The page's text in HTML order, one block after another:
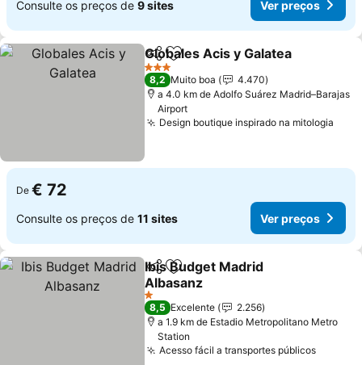
Consulte os preços de 9 sites Ver preços
PartilharAdicionar aos favoritos
Globales Acis y Galatea
3 Estrelas
8,2 Muito boa
4.470
a 4.0 km de Adolfo Suárez Madrid–Barajas
Airport
Design boutique inspirado na mitologia
De € 72
Consulte os preços de 11 sites Ver preços
PartilharAdicionar aos favoritos
Ibis Budget Madrid
Albasanz
Ver preços
1 Estrelas
8,5 Excelente
2.256
a 1.9 km de Estadio Metropolitano Metro
Station
Acesso fácil a transportes públicosVer